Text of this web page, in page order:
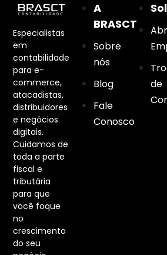
Especialistas
em
contabilidade
para e-
commerce,
atacadistas,
distribuidores
e negócios
digitais.
Cuidamos de
toda a parte
fiscal e
tributária
para que
você foque
no
crescimento
do seu
A
BRASCT
Sobre
nós
Blog
Fale
Conosco
de